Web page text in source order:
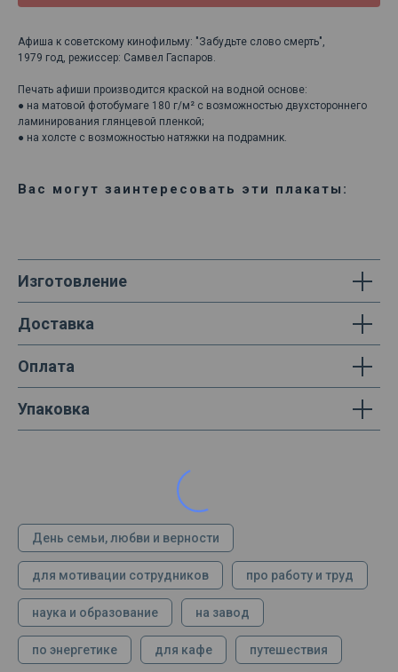
Афиша к советскому кинофильму: "Забудьте слово смерть",
1979 год, режиссер: Самвел Гаспаров.
Печать афиши производится краской на водной основе:
● на матовой фотобумаге 180 г/м² с возможностью двухстороннего
ламинирования глянцевой пленкой;
● на холсте с возможностью натяжки на подрамник.
Вас могут заинтересовать эти плакаты:
Изготовление
Доставка
Оплата
Упаковка
День семьи, любви и верности
для мотивации сотрудников про работу и труд
наука и образование на завод
по энергетике для кафе путешествия